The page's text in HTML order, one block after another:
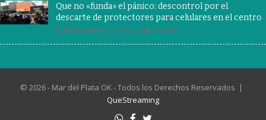
Que no «funda» el pánico: descontrol por el
descarte de protectores para celulares en el centro
08 de febrero de 2021 | 149300
© 2026 - Mar del Plata OK - Todos los Derechos Reservados |
QueStreaming